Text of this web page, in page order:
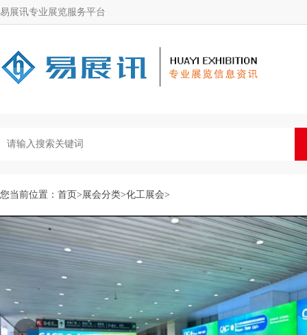
易展讯专业展览服务平台
您当前位置： 首页>展会分类>化工展会>